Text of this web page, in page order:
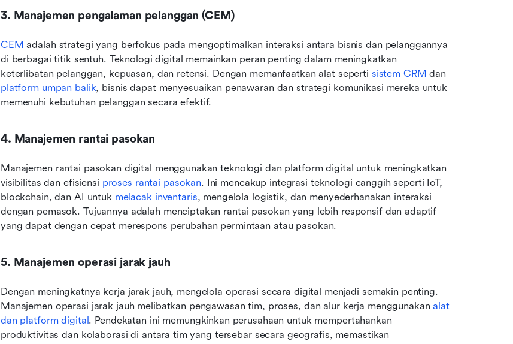
3. Manajemen pengalaman pelanggan (CEM)
CEM adalah strategi yang berfokus pada mengoptimalkan interaksi antara bisnis dan pelanggannya
di berbagai titik sentuh. Teknologi digital memainkan peran penting dalam meningkatkan
keterlibatan pelanggan, kepuasan, dan retensi. Dengan memanfaatkan alat seperti sistem CRM
platform umpan balik, bisnis dapat menyesuaikan penawaran dan strategi komunikasi mereka untuk
memenuhi kebutuhan pelanggan secara efektif.
4. Manajemen rantai pasokan
Manajemen rantai pasokan digital menggunakan teknologi dan platform digital untuk meningkatkan
visibilitas dan efisiensi proses rantai pasokan. Ini mencakup integrasi teknologi canggih seperti IoT,
blockchain, dan AI untuk melacak inventaris, mengelola logistik, dan menyederhanakan interaksi
dengan pemasok. Tujuannya adalah menciptakan rantai pasokan yang lebih responsif dan adaptif
yang dapat dengan cepat merespons perubahan permintaan atau pasokan.
5. Manajemen operasi jarak jauh
Dengan meningkatnya kerja jarak jauh, mengelola operasi secara digital menjadi semakin penting.
Manajemen operasi jarak jauh melibatkan pengawasan tim, proses, dan alur kerja menggunakan alat
dan platform digital. Pendekatan ini memungkinkan perusahaan untuk mempertahankan
produktivitas dan kolaborasi di antara tim yang tersebar secara geografis, memastikan